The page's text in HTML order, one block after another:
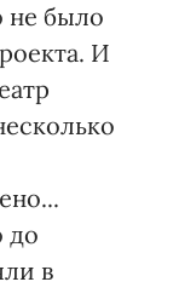
не было
И
до
в